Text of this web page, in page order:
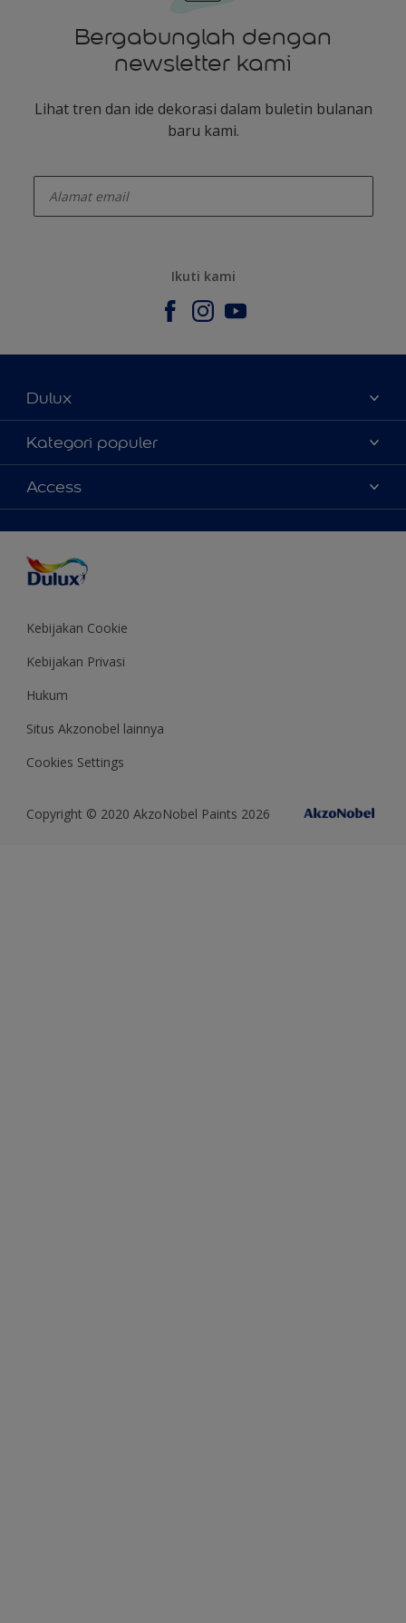
Bergabunglah dengan
newsletter kami
Lihat tren dan ide dekorasi dalam buletin bulanan
baru kami.
Ikuti kami
Dulux
Tentang Kami
Contact us
Temukan toko
Kategori populer
Warna
Produk
Inspirasi
Saran Mendekorasi
Colour of the Year
Access
Kebijakan Cookie
Kebijakan Privasi
Hukum
Situs Akzonobel lainnya
Cookies Settings
Copyright © 2020 AkzoNobel Paints 2026